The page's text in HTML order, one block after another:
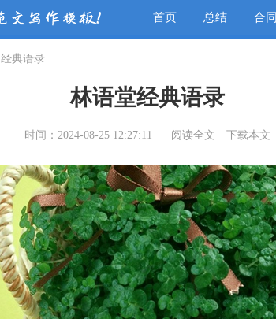
首页 总结 合同
经典语录
林语堂经典语录
时间：2024-08-25 12:27:11 阅读全文 下载本文